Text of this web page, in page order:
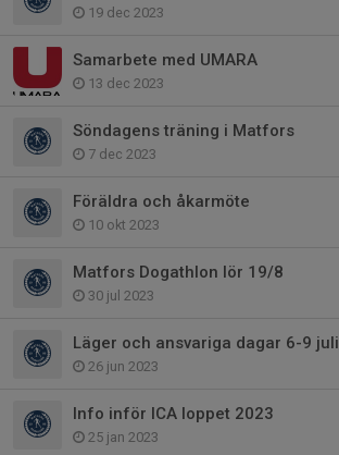
19 dec 2023
Samarbete med UMARA
13 dec 2023
Söndagens träning i Matfors
7 dec 2023
Föräldra och åkarmöte
10 okt 2023
Matfors Dogathlon lör 19/8
30 jul 2023
Läger och ansvariga dagar 6-9 juli
26 jun 2023
Info inför ICA loppet 2023
25 jan 2023